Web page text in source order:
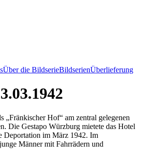
Über die BildserieBildserienÜberlieferung
„Fränkischer Hof“ am zentral gelegenen
Die Gestapo Würzburg mietete das Hotel
Deportation im März 1942. Im
Männer mit Fahrrädern und